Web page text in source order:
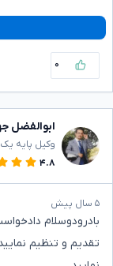
۰
ابوالفضل
وکیل پایه
۴.۸
۵ سال پیش
بادرودوسلام
تقدیم و تنظیم